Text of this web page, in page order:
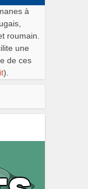
à
roumain.
une
de ces
).